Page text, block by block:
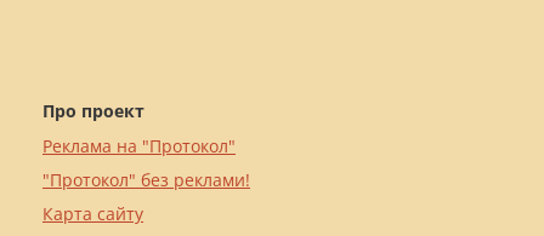
Про проект
Реклама на "Протокол"
"Протокол" без реклами!
Карта сайту